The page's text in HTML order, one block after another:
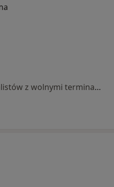
Brak dostępnych specjalistów z wolnymi terminami w tym centrum medycznym.